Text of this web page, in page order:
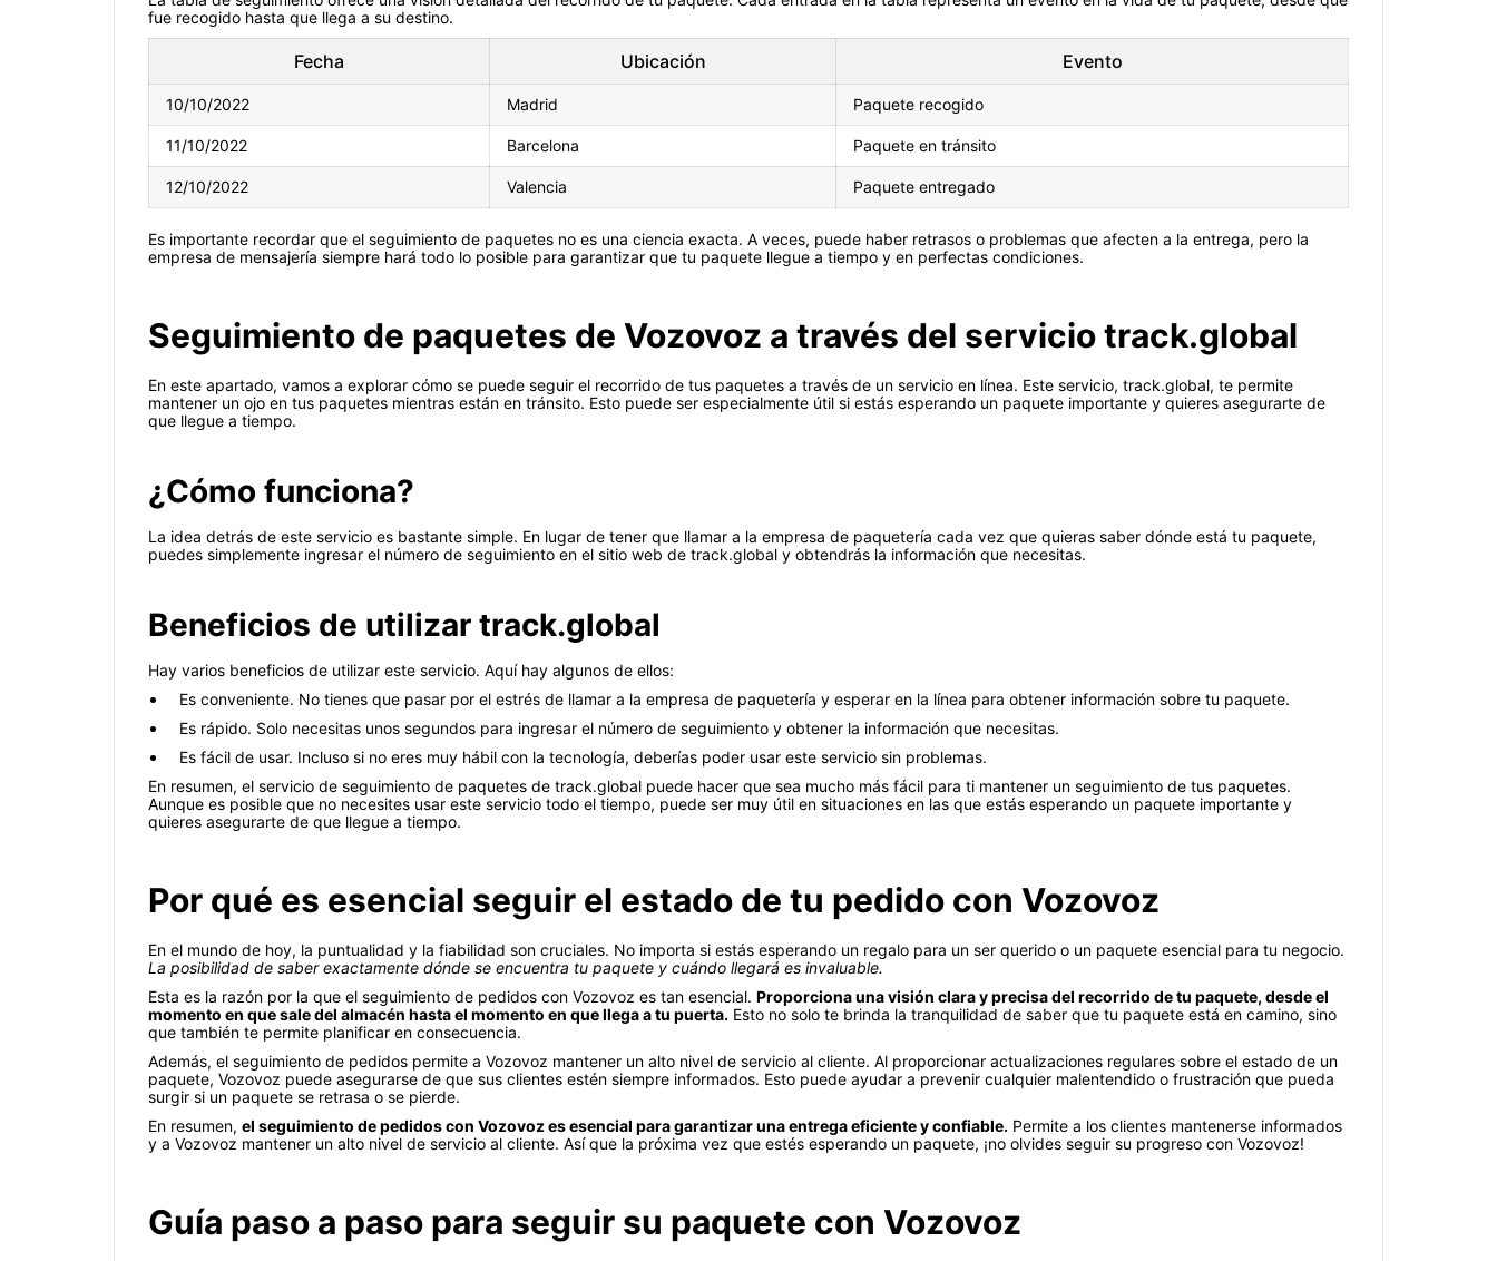
fue recogido hasta que llega a su destino.
Fecha Ubicación Evento
10/10/2022 Madrid Paquete recogido
11/10/2022 Barcelona Paquete en tránsito
12/10/2022 Valencia Paquete entregado
Es importante recordar que el seguimiento de paquetes no es una ciencia exacta. A veces, puede haber retrasos o problemas que afecten a la entrega, pero la
empresa de mensajería siempre hará todo lo posible para garantizar que tu paquete llegue a tiempo y en perfectas condiciones.
Seguimiento de paquetes de Vozovoz a través del servicio track.global
En este apartado, vamos a explorar cómo se puede seguir el recorrido de tus paquetes a través de un servicio en línea. Este servicio, track.global, te permite
mantener un ojo en tus paquetes mientras están en tránsito. Esto puede ser especialmente útil si estás esperando un paquete importante y quieres asegurarte de
que llegue a tiempo.
¿Cómo funciona?
La idea detrás de este servicio es bastante simple. En lugar de tener que llamar a la empresa de paquetería cada vez que quieras saber dónde está tu paquete,
puedes simplemente ingresar el número de seguimiento en el sitio web de track.global y obtendrás la información que necesitas.
Beneficios de utilizar track.global
Hay varios beneficios de utilizar este servicio. Aquí hay algunos de ellos:
Es conveniente. No tienes que pasar por el estrés de llamar a la empresa de paquetería y esperar en la línea para obtener información sobre tu paquete.
Es rápido. Solo necesitas unos segundos para ingresar el número de seguimiento y obtener la información que necesitas.
Es fácil de usar. Incluso si no eres muy hábil con la tecnología, deberías poder usar este servicio sin problemas.
En resumen, el servicio de seguimiento de paquetes de track.global puede hacer que sea mucho más fácil para ti mantener un seguimiento de tus paquetes.
Aunque es posible que no necesites usar este servicio todo el tiempo, puede ser muy útil en situaciones en las que estás esperando un paquete importante y
quieres asegurarte de que llegue a tiempo.
Por qué es esencial seguir el estado de tu pedido con Vozovoz
En el mundo de hoy, la puntualidad y la fiabilidad son cruciales. No importa si estás esperando un regalo para un ser querido o un paquete esencial para tu negocio.
La posibilidad de saber exactamente dónde se encuentra tu paquete y cuándo llegará es invaluable.
Esta es la razón por la que el seguimiento de pedidos con Vozovoz es tan esencial. Proporciona una visión clara y precisa del recorrido de tu paquete, desde el
momento en que sale del almacén hasta el momento en que llega a tu puerta. Esto no solo te brinda la tranquilidad de saber que tu paquete está en camino, sino
que también te permite planificar en consecuencia.
Además, el seguimiento de pedidos permite a Vozovoz mantener un alto nivel de servicio al cliente. Al proporcionar actualizaciones regulares sobre el estado de un
paquete, Vozovoz puede asegurarse de que sus clientes estén siempre informados. Esto puede ayudar a prevenir cualquier malentendido o frustración que pueda
surgir si un paquete se retrasa o se pierde.
En resumen, el seguimiento de pedidos con Vozovoz es esencial para garantizar una entrega eficiente y confiable. Permite a los clientes mantenerse informados
y a Vozovoz mantener un alto nivel de servicio al cliente. Así que la próxima vez que estés esperando un paquete, ¡no olvides seguir su progreso con Vozovoz!
Guía paso a paso para seguir su paquete con Vozovoz